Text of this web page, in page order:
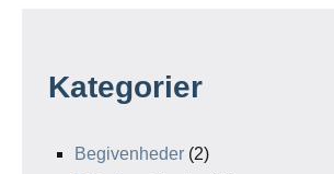
Kategorier
Begivenheder (2)